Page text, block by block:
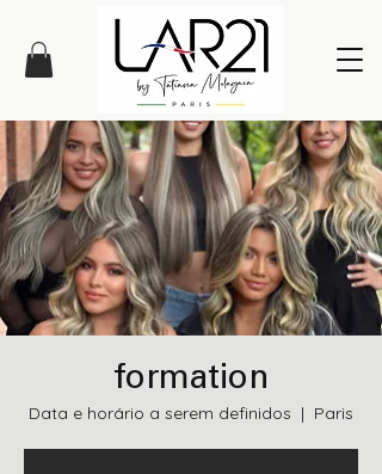
formation
Data e horário a serem definidos
  |
Paris